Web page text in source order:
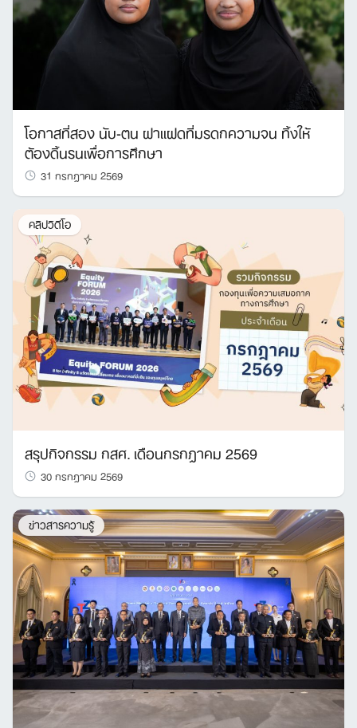
โอกาสที่สอง นับ-ตน ฝาแฝดที่มรดกความจน ทิ้งให้
ต้องดิ้นรนเพื่อการศึกษา
31 กรกฎาคม 2569
คลิปวิดีโอ
สรุปกิจกรรม กสศ. เดือนกรกฎาคม 2569
30 กรกฎาคม 2569
ข่าวสารความรู้